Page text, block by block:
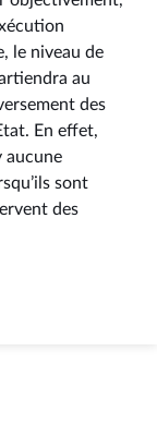
le niveau de
au
des
En effet,
aucune
sont
des